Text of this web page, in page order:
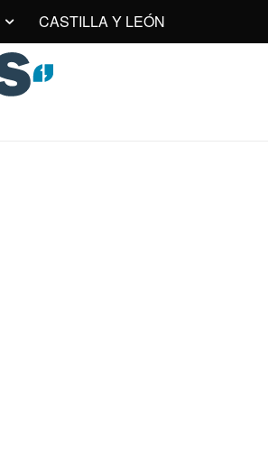
CASTILLA Y LEÓN